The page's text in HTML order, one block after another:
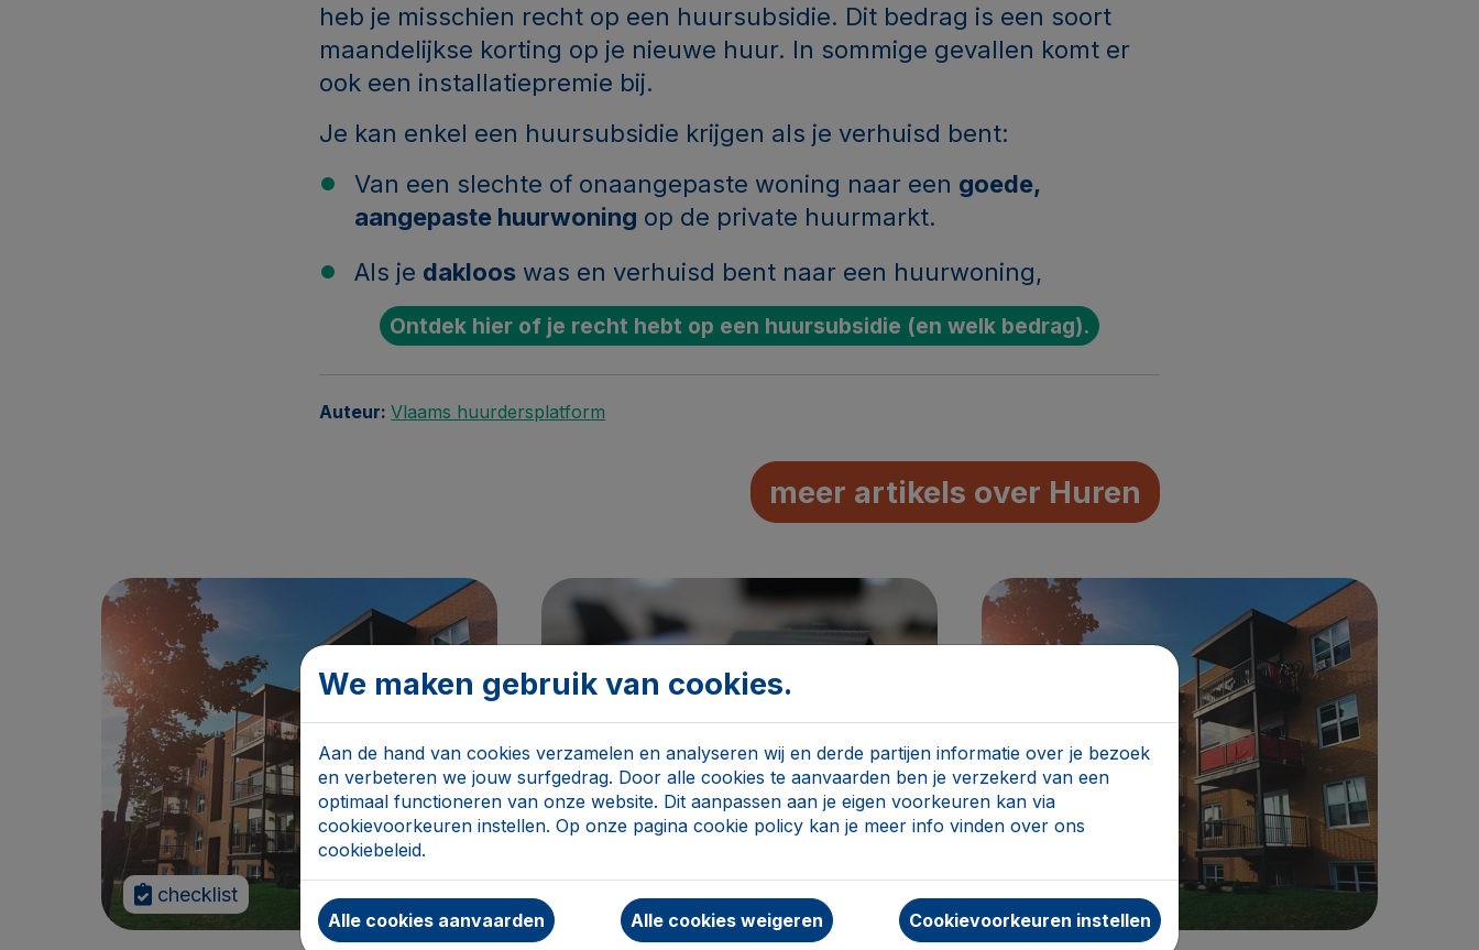
heb je misschien recht op een huursubsidie. Dit bedrag is een soort
maandelijkse korting op je nieuwe huur. In sommige gevallen komt er
ook een installatiepremie bij.
Je kan enkel een huursubsidie krijgen als je verhuisd bent:
Van een slechte of onaangepaste woning naar een goede,
aangepaste huurwoning op de private huurmarkt.
Als je dakloos was en verhuisd bent naar een huurwoning,
Ontdek hier of je recht hebt op een huursubsidie (en welk bedrag).
Auteur:Vlaams huurdersplatform
meer artikels over Huren
checklist website folder
We maken gebruik van cookies.
Aan de hand van cookies verzamelen en analyseren wij en derde partijen informatie over je bezoek
en verbeteren we jouw surfgedrag. Door alle cookies te aanvaarden ben je verzekerd van een
optimaal functioneren van onze website. Dit aanpassen aan je eigen voorkeuren kan via
cookievoorkeuren instellen. Op onze pagina cookie policy kan je meer info vinden over ons
cookiebeleid.
Alle cookies aanvaarden Alle cookies weigeren Cookievoorkeuren instellen